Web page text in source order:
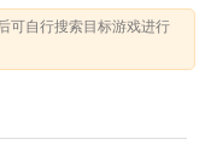
可自行搜索目标游戏进行